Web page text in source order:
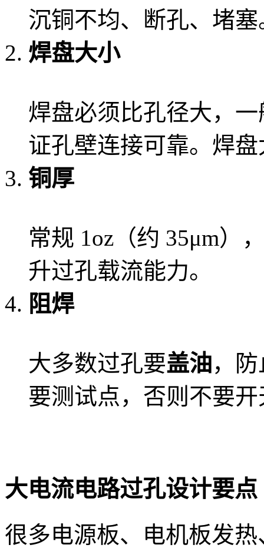
沉铜不均、断孔、堵塞
焊盘大小
焊盘必须比孔径大，一
证孔壁连接可靠。焊
铜厚
常规 1oz（约 35μm）
升过孔载流能力。
阻焊
大多数过孔要盖油，
要测试点，否则不要
大电流电路过孔设计要点
很多电源板、电机板发